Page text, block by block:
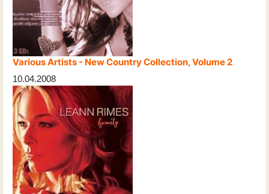
Various Artists - New Country Collection, Volume 2
10.04.2008